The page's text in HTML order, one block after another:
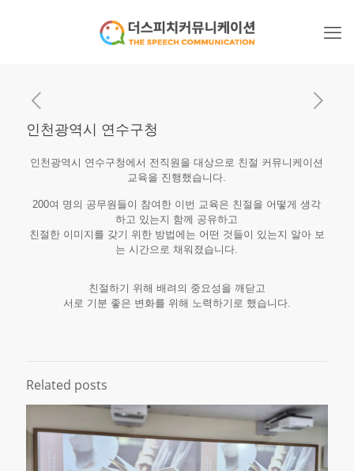
인천광역시 연수구청
인천광역시 연수구청에서 전직원을 대상으로 친절 커뮤니케이션
교육을 진행했습니다.
200여 명의 공무원들이 참여한 이번 교육은 친절을 어떻게 생각
하고 있는지 함께 공유하고
친절한 이미지를 갖기 위한 방법에는 어떤 것들이 있는지 알아 보
는 시간으로 채워졌습니다.
친절하기 위해 배려의 중요성을 깨닫고
서로 기분 좋은 변화를 위해 노력하기로 했습니다.
Related posts